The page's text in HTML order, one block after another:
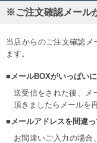
※ご注文確認メール
当店からのご注文確認
ます。
■メールBOXがいっぱいに
送受信をされた後、メ
頂きましたらメールを
■メールアドレスを間違っ
お間違いご入力の場合